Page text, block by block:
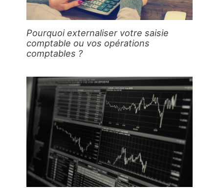
Pourquoi externaliser votre saisie
comptable ou vos opérations
comptables ?